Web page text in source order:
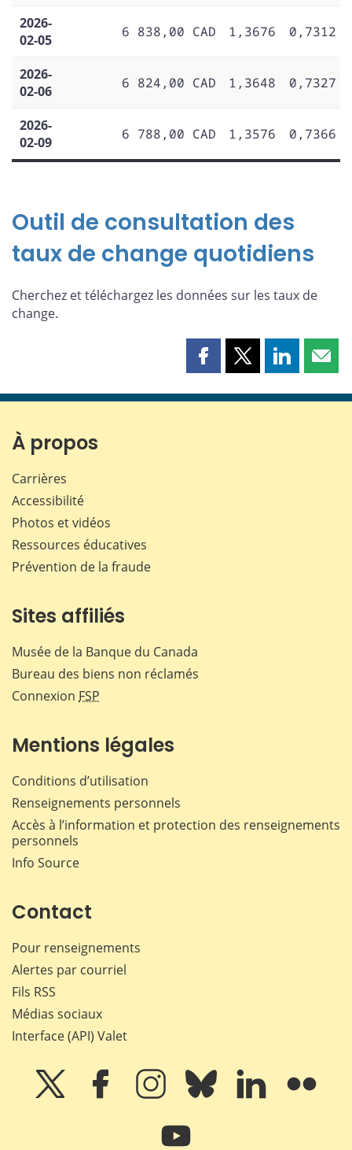
2026-
02-05
6 838,00 CAD 1,3676 0,7312
2026-
02-06
6 824,00 CAD 1,3648 0,7327
2026-
02-09
6 788,00 CAD 1,3576 0,7366
Outil de consultation des
taux de change quotidiens
Cherchez et téléchargez les données sur les taux de
change.
Partager
page
Partager
page
Partager
page page
À propos
Carrières
Accessibilité
Photos et vidéos
Ressources éducatives
Prévention de la fraude
Sites affiliés
Musée de la Banque du Canada
Bureau des biens non réclamés
Connexion FSP
Mentions légales
Conditions d’utilisation
Renseignements personnels
Accès à l’information et protection des renseignements
personnels
Info Source
Contact
Pour renseignements
Alertes par courriel
Fils RSS
Médias sociaux
Interface (API) Valet